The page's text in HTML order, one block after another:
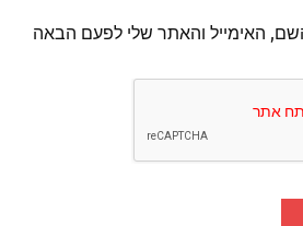
האימייל והאתר שלי לפעם הבאה